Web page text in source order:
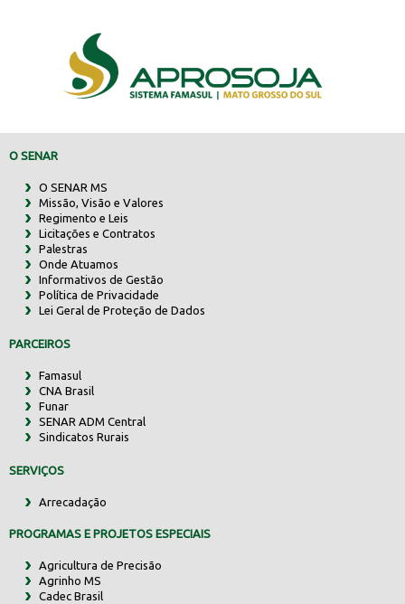
O SENAR
O SENAR MS
Missão, Visão e Valores
Regimento e Leis
Licitações e Contratos
Palestras
Onde Atuamos
Informativos de Gestão
Política de Privacidade
Lei Geral de Proteção de Dados
PARCEIROS
Famasul
CNA Brasil
Funar
SENAR ADM Central
Sindicatos Rurais
SERVIÇOS
Arrecadação
PROGRAMAS E PROJETOS ESPECIAIS
Agricultura de Precisão
Agrinho MS
Cadec Brasil